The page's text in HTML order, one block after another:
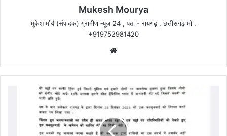
Mukesh Mourya
मुकेश मौर्य (संपादक) ग्रामीण न्यूज़ 24 , पता - रायगढ़ , छत्तीसगढ़ मो .
+919752981420